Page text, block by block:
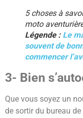
5 choses à
moto
Légende : Le
souvent de
commencer
3- Bien
Que vous soyez un
de sortir du bureau